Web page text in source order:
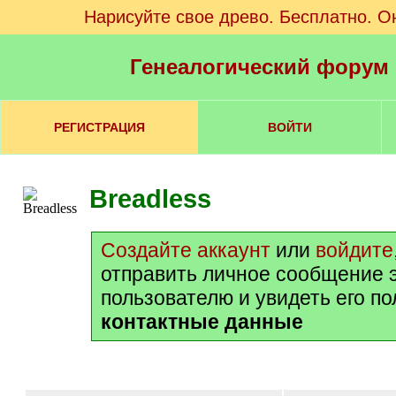
Нарисуйте свое древо. Бесплатно.
Генеалогический
РЕГИСТРАЦИЯ ВОЙТИ
Breadless
Создайте аккаунт или войдите
отправить личное сообщение
пользователю и увидеть его
контактные данные